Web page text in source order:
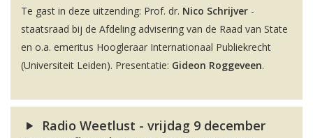
Te gast in deze uitzending: Prof. dr. Nico Schrijver -
staatsraad bij de Afdeling advisering van de Raad van State
en o.a. emeritus Hoogleraar Internationaal Publiekrecht
(Universiteit Leiden). Presentatie: Gideon Roggeveen.
Radio Weetlust - vrijdag 9 december